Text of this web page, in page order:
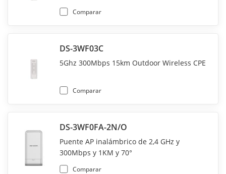
Comparar
DS-3WF03C
5Ghz 300Mbps 15km Outdoor Wireless CPE
Comparar
DS-3WF0FA-2N/O
Puente AP inalámbrico de 2,4 GHz y
300Mbps y 1KM y 70°
Comparar